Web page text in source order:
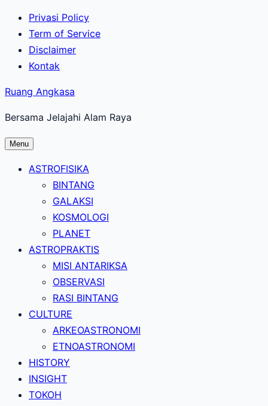
Lewati
konten
utama
Privasi Policy
Term of Service
Disclaimer
Kontak
Ruang Angkasa
Bersama Jelajahi Alam Raya
Menu
ASTROFISIKA
BINTANG
GALAKSI
KOSMOLOGI
PLANET
ASTROPRAKTIS
MISI ANTARIKSA
OBSERVASI
RASI BINTANG
CULTURE
ARKEOASTRONOMI
ETNOASTRONOMI
HISTORY
INSIGHT
TOKOH